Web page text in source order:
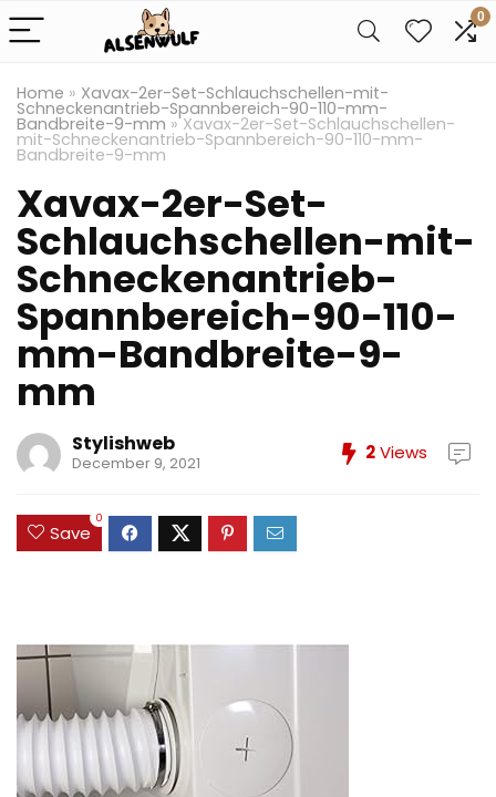
0
Home » Xavax-2er-Set-Schlauchschellen-mit-
Schneckenantrieb-Spannbereich-90-110-mm-
Bandbreite-9-mm »Xavax-2er-Set-Schlauchschellen-
mit-Schneckenantrieb-Spannbereich-90-110-mm-
Bandbreite-9-mm
Xavax-2er-Set-
Schlauchschellen-mit-
Schneckenantrieb-
Spannbereich-90-110-
mm-Bandbreite-9-
mm
Stylishweb
December 9, 2021 2Views
Save
0